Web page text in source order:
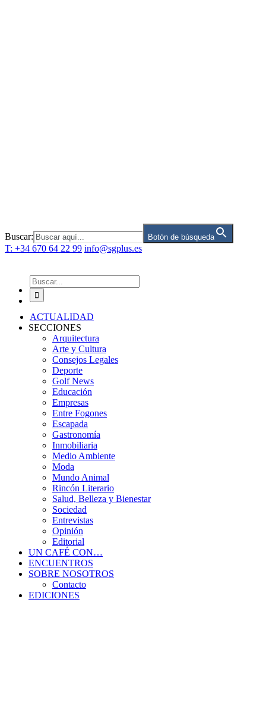
Buscar: Botón de búsqueda
T: +34 670 64 22 99 info@sgplus.es
Buscar:
ACTUALIDAD
SECCIONES
Arquitectura
Arte y Cultura
Consejos Legales
Deporte
Golf News
Educación
Empresas
Entre Fogones
Escapada
Gastronomía
Inmobiliaria
Medio Ambiente
Moda
Mundo Animal
Rincón Literario
Salud, Belleza y Bienestar
Sociedad
Entrevistas
Opinión
Editorial
UN CAFÉ CON…
ENCUENTROS
SOBRE NOSOTROS
Contacto
EDICIONES